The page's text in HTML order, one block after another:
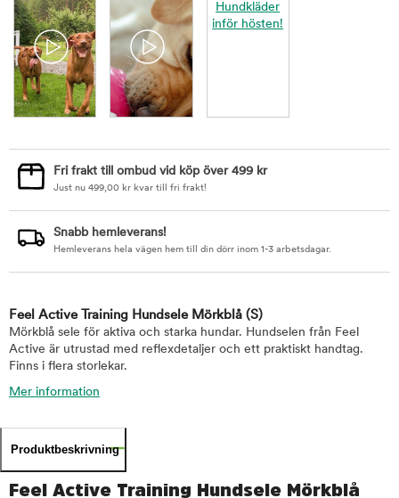
Fri frakt till ombud vid köp över 499 kr
Just nu 499,00 kr kvar till fri frakt!
Snabb hemleverans!
Hemleverans hela vägen hem till din dörr inom 1-3 arbetsdagar.
Feel Active Training Hundsele Mörkblå (S)
Mörkblå sele för aktiva och starka hundar. Hundselen från Feel
Active är utrustad med reflexdetaljer och ett praktiskt handtag.
Finns i flera storlekar.
Mer information
Produktbeskrivning
Feel Active Training Hundsele Mörkblå